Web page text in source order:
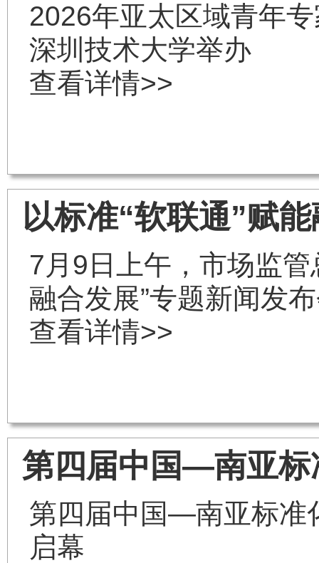
2026年亚太区域青年
深圳技术大学举办
查看详情>>
以标准“软联通”赋
7月9日上午，市场监
融合发展”专题新闻发
查看详情>>
第四届中国—南亚标
第四届中国—南亚标准
启幕